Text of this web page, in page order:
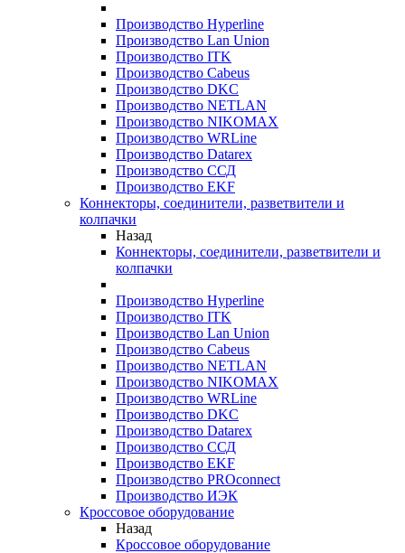
Производство Hyperline
Производство Lan Union
Производство ITK
Производство Cabeus
Производство DKC
Производство NETLAN
Производство NIKOMAX
Производство WRLine
Производство Datarex
Производство ССД
Производство EKF
Коннекторы, соединители, разветвители и
колпачки
Назад
Коннекторы, соединители, разветвители и
колпачки
Производство Hyperline
Производство ITK
Производство Lan Union
Производство Cabeus
Производство NETLAN
Производство NIKOMAX
Производство WRLine
Производство DKC
Производство Datarex
Производство ССД
Производство EKF
Производство PROconnect
Производство ИЭК
Кроссовое оборудование
Назад
Кроссовое оборудование